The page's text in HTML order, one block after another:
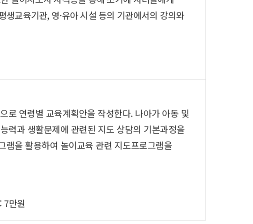
교육기관, 영·유아 시설 등의 기관에서의 강의와
로 연령별 교육계획안을 작성한다. 나아가 아동 및
력과 생활문제에 관련된 지도 상담의 기본과정을
램을 활용하여 놀이교육 관련 지도프로그램을
7만원